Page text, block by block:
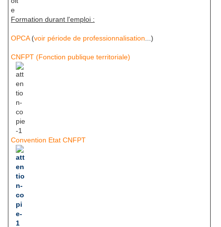
Formation durant l'emploi :
OPCA(voir période de professionnalisation ...)
CNFPT (Fonction publique territoriale)
Convention Etat CNFPT